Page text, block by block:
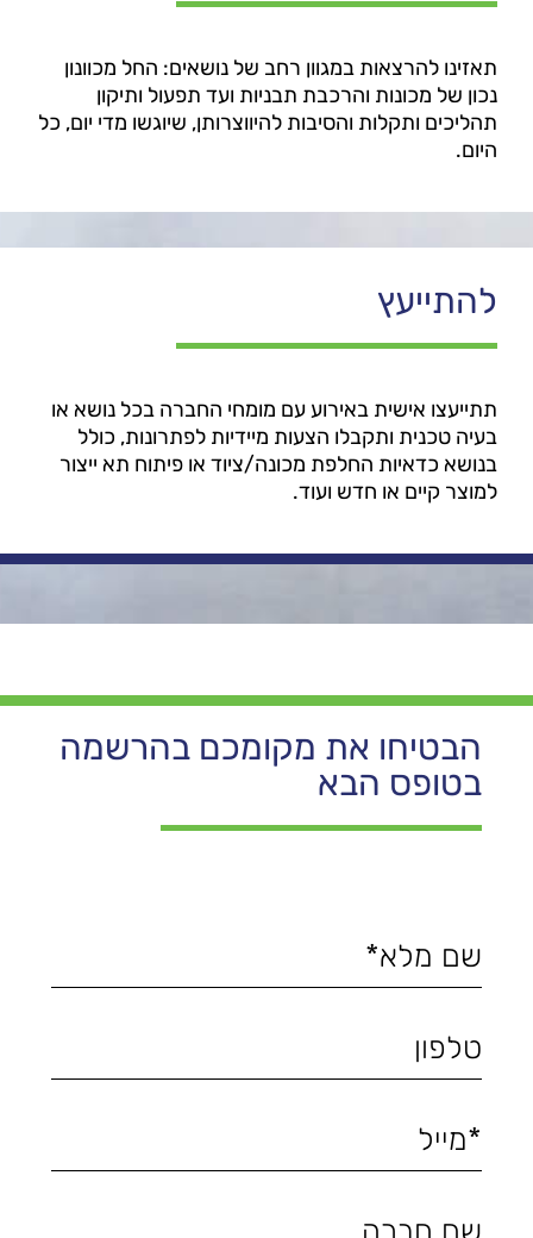
תאזינו להרצאות במגוון רחב של נושאים: החל מכוונון
נכון של מכונות והרכבת תבניות ועד תפעול ותיקון
תהליכים ותקלות והסיבות להיווצרותן, שיוגשו מדי יום, כל
היום.
להתייעץ
תתייעצו אישית באירוע עם מומחי החברה בכל נושא או
בעיה טכנית ותקבלו הצעות מיידיות לפתרונות, כולל
בנושא כדאיות החלפת מכונה/ציוד או פיתוח תא ייצור
למוצר קיים או חדש ועוד.
הבטיחו את מקומכם בהרשמה
בטופס הבא